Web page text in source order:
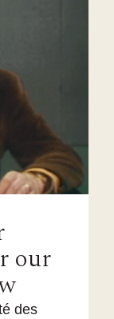
our
des